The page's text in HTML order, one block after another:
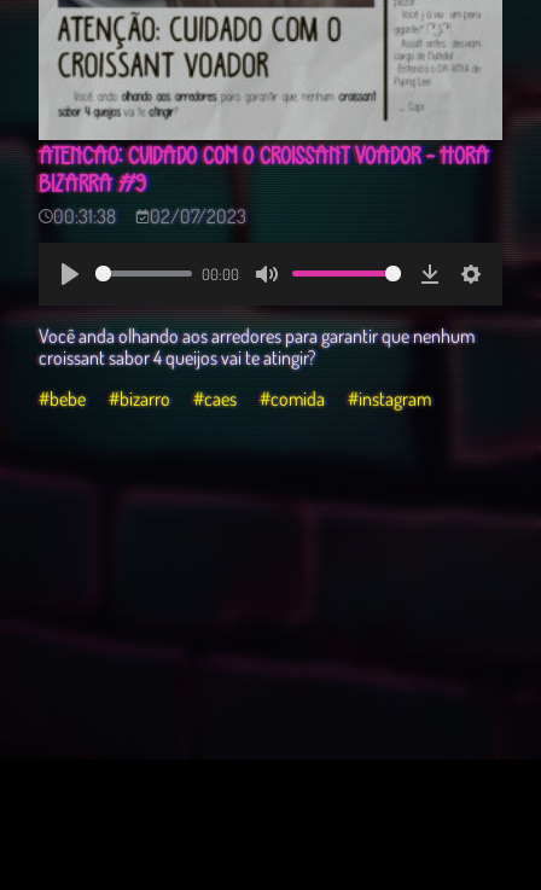
ATENÇÃO: CUIDADO COM O CROISSANT VOADOR - HORA
BIZARRA #9
00:31:38 02/07/2023
00:00
Download
Settings
Você anda olhando aos arredores para garantir que nenhum
croissant sabor 4 queijos vai te atingir?
#bebe
#bizarro #caes #comida #instagram